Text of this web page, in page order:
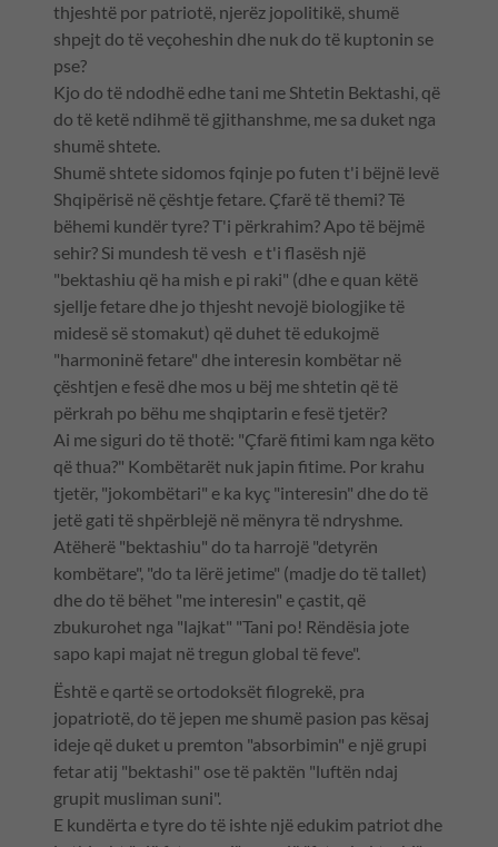
thjeshtë por patriotë, njerëz jopolitikë, shumë
shpejt do të veçoheshin dhe nuk do të kuptonin se
pse?
Kjo do të ndodhë edhe tani me Shtetin Bektashi, që
do të ketë ndihmë të gjithanshme, me sa duket nga
shumë shtete.
Shumë shtete sidomos fqinje po futen t'i bëjnë levë
Shqipërisë në çështje fetare. Çfarë të themi? Të
bëhemi kundër tyre? T'i përkrahim? Apo të bëjmë
sehir? Si mundesh të vesh e t'i flasësh një
"bektashiu që ha mish e pi raki" (dhe e quan këtë
sjellje fetare dhe jo thjesht nevojë biologjike të
midesë së stomakut) që duhet të edukojmë
"harmoninë fetare" dhe interesin kombëtar në
çështjen e fesë dhe mos u bëj me shtetin që të
përkrah po bëhu me shqiptarin e fesë tjetër?
Ai me siguri do të thotë: "Çfarë fitimi kam nga këto
që thua?" Kombëtarët nuk japin fitime. Por krahu
tjetër, "jokombëtari" e ka kyç "interesin" dhe do të
jetë gati të shpërblejë në mënyra të ndryshme.
Atëherë "bektashiu" do ta harrojë "detyrën
kombëtare", "do ta lërë jetime" (madje do të tallet)
dhe do të bëhet "me interesin" e çastit, që
zbukurohet nga "lajkat" "Tani po! Rëndësia jote
sapo kapi majat në tregun global të feve".
Është e qartë se ortodoksët filogrekë, pra
jopatriotë, do të jepen me shumë pasion pas kësaj
ideje që duket u premton "absorbimin" e një grupi
fetar atij "bektashi" ose të paktën "luftën ndaj
grupit musliman suni".
E kundërta e tyre do të ishte një edukim patriot dhe